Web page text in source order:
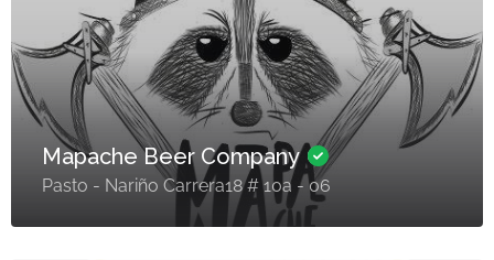
Mapache Beer Company
Pasto - Nariño Carrera18 # 10a - 06